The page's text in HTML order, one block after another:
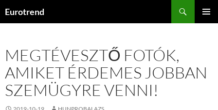
Eurotrend
MEGTÉVESZTŐ FOTÓK,
AMIKET ÉRDEMES JOBBAN
SZEMÜGYRE VENNI!